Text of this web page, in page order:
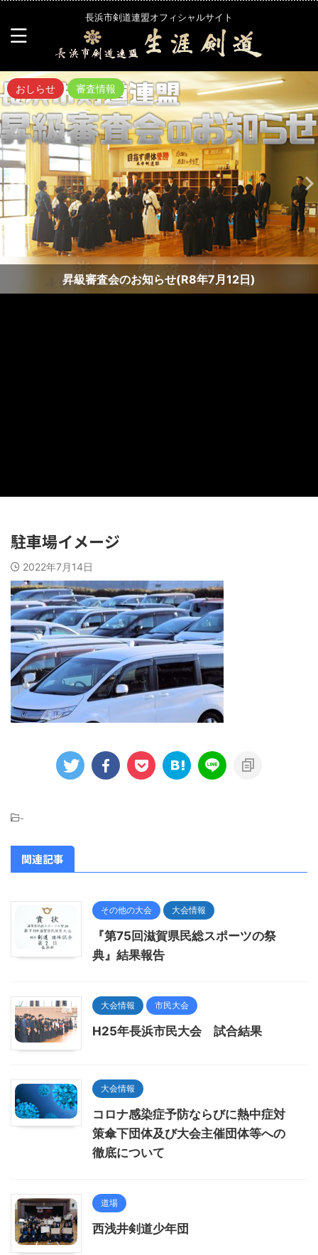
長浜市剣道連盟オフィシャルサイト
おしらせ 審査情報
昇級審査会のお知らせ(R8年7月12日)
駐車場イメージ
2022年7月14日
-
関連記事
その他の大会 大会情報
『第75回滋賀県民総スポーツの祭
典』結果報告
大会情報 市民大会
H25年長浜市民大会 試合結果
大会情報
コロナ感染症予防ならびに熱中症対
策傘下団体及び大会主催団体等への
徹底について
道場
西浅井剣道少年団